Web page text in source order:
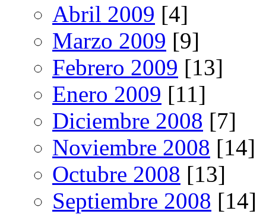
Abril 2009 [4]
Marzo 2009 [9]
Febrero 2009 [13]
Enero 2009 [11]
Diciembre 2008 [7]
Noviembre 2008 [14]
Octubre 2008 [13]
Septiembre 2008 [14]